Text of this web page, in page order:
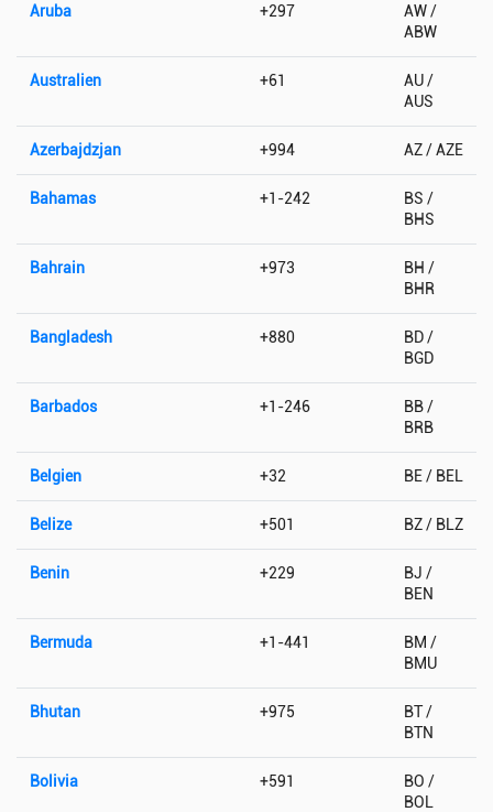
Aruba +297
AW /
ABW
Australien +61
AU /
AUS
Azerbajdzjan +994 AZ / AZE
Bahamas +1-242
BS /
BHS
Bahrain +973
BH /
BHR
Bangladesh +880
BD /
BGD
Barbados +1-246
BB /
BRB
Belgien +32 BE / BEL
Belize +501 BZ / BLZ
Benin +229
BJ /
BEN
Bermuda +1-441
BM /
BMU
Bhutan +975
BT /
BTN
Bolivia +591
BO /
BOL